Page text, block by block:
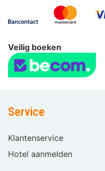
Veilig boeken
Service
Klantenservice
Hotel aanmelden